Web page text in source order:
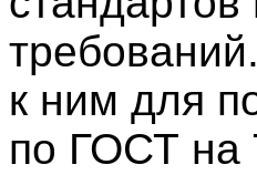
к ним для
по ГОСТ на